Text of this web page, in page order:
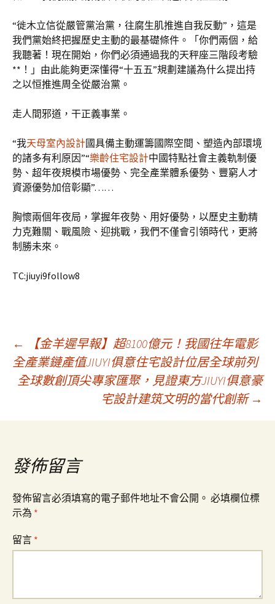
“徙木立信從嚴管黨治黨，往腐生肌推進自我反動”，這是
我們黨始終把握歷史主動的最基礎條件。「你們兩個，給
我聽著！現在開始，你們必須通過我的天秤座三階段考驗
**！」由此能夠更深懂得“十五五”規劃建議為什么提出持
之以恒推進周全從嚴治黨。
走人間邪道，干正義事業。
“我天母室內設計國具備主動運籌國際空間、塑造內部環境
的諸多有利原因”“樂齡住宅設計中國特點社會主義軌制優
勢、超年夜規模市場優勢、完全產業體系優勢、豐窮人才
資源優勢加倍彰顯”……
胸懷兩個年夜局，掌握年夜勢、用好優勢，以歷史主動精
力克難關、戰風險、迎挑戰，我們不僅會引領時代，更將
制勝未來。
TC:jiuyi9follow8
文
章
導
覽
←
【金羊遲早報】超8100億元！我國往年電影
全產業鏈產值JIUYI俱意住宅設計位居全球前列
全球數創頂尖專家匯聚，見證東方JIUYI俱意豪
宅設計建筑文明的當代創新 →
發佈留言
發佈留言必須填寫的電子郵件地址不會公開。 必填欄位標
示為 *
留言 *